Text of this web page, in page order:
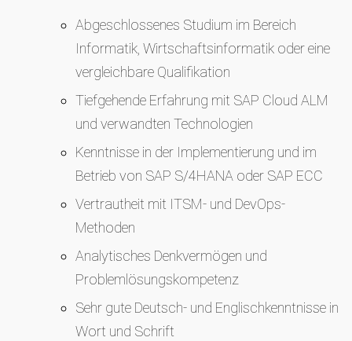
Abgeschlossenes Studium im Bereich
Informatik, Wirtschaftsinformatik oder eine
vergleichbare Qualifikation
Tiefgehende Erfahrung mit SAP Cloud ALM
und verwandten Technologien
Kenntnisse in der Implementierung und im
Betrieb von SAP S/4HANA oder SAP ECC
Vertrautheit mit ITSM- und DevOps-
Methoden
Analytisches Denkvermögen und
Problemlösungskompetenz
Sehr gute Deutsch- und Englischkenntnisse in
Wort und Schrift